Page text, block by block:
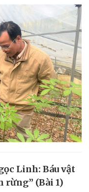
Linh: Báu vật
rừng” (Bài 1)